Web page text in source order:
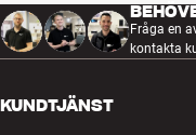
Fråga en
kontakta
KUNDTJÄNST